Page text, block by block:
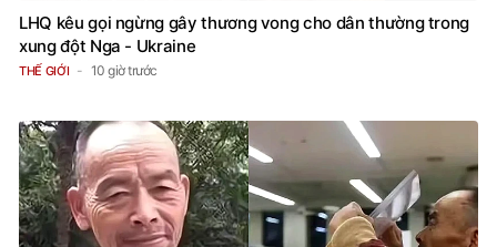
LHQ kêu gọi ngừng gây thương vong cho dân thường trong
xung đột Nga - Ukraine
THẾ GIỚI 10 giờ trước